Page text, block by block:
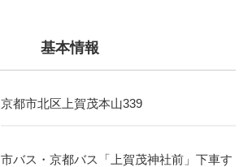
基本情報
京都市北区上賀茂本山339
市バス・京都バス「上賀茂神社前」下車す